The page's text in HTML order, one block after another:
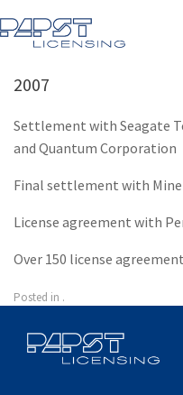
2007
Settlement with Seagate
and Quantum Corporation
Final settlement with
License agreement with
Over 150 license
Posted in .